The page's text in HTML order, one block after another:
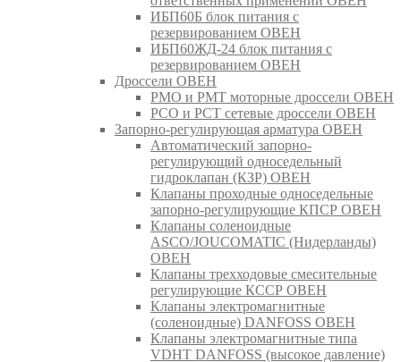
ИБП60Б блок питания с
резервированием ОВЕН
ИБП60ЖД-24 блок питания с
резервированием ОВЕН
Дроссели ОВЕН
РМО и РМТ моторные дроссели ОВЕН
РСО и РСТ сетевые дроссели ОВЕН
Запорно-регулирующая арматура ОВЕН
Автоматический запорно-
регулирующий односедельный
гидроклапан (КЗР) ОВЕН
Клапаны проходные односедельные
запорно-регулирующие КПСР ОВЕН
Клапаны соленоидные
ASCO/JOUCOMATIC (Нидерланды)
ОВЕН
Клапаны трехходовые смесительные
регулирующие КССР ОВЕН
Клапаны электромагнитные
(соленоидные) DANFOSS ОВЕН
Клапаны электромагнитные типа
VDHT DANFOSS (высокое давление)